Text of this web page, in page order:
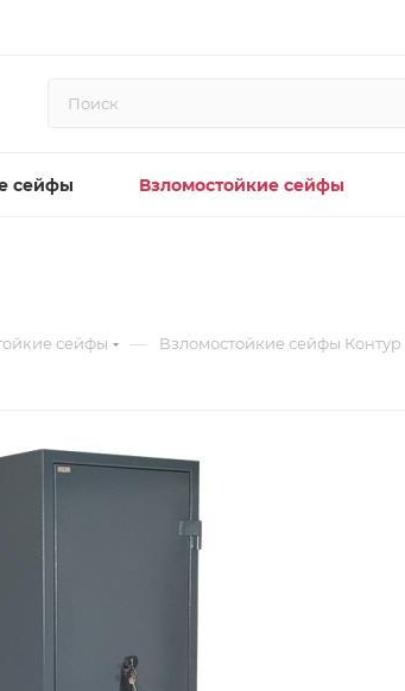
сейфы Взломостойкие сейфы
сейфы — Взломостойкие сейфы Контур